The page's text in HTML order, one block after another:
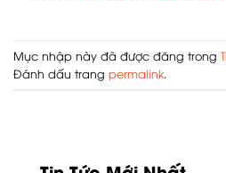
Mục nhập này đã được đăng trong
Đánh dấu trang permalink.